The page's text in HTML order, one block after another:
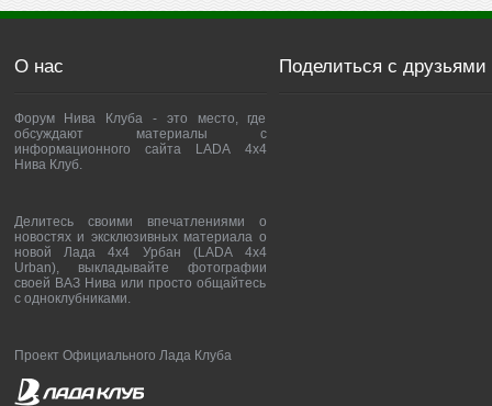
О нас
Форум Нива Клуба - это место, где
обсуждают материалы с
информационного сайта LADA 4x4
Нива Клуб.
Делитесь своими впечатлениями о
новостях и эксклюзивных материала о
новой Лада 4х4 Урбан (LADA 4x4
Urban), выкладывайте фотографии
своей ВАЗ Нива или просто общайтесь
с одноклубниками.
Проект Официального Лада Клуба
Поделиться с друзьями